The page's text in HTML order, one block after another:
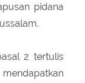
pidana
2 tertulis